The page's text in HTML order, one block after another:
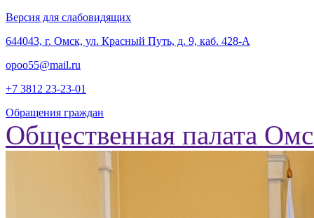
Версия для слабовидящих
‎644043, г. Омск, ул. Красный Путь, д. 9, каб. 428-А
opoo55@mail.ru
+7 3812 23-23-01
Обращения граждан
Общественная палата